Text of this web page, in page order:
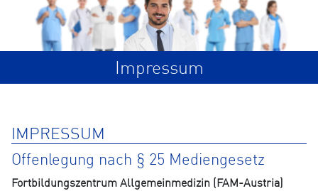
Impressum
IMPRESSUM
Offenlegung nach § 25 Mediengesetz
Fortbildungszentrum Allgemeinmedizin (FAM-Austria)